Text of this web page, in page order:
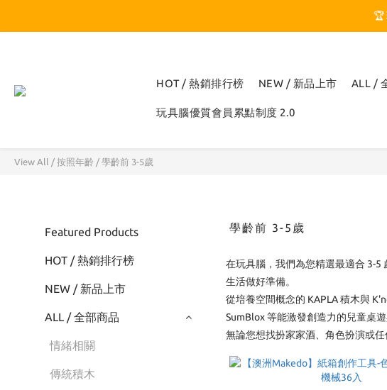
🏆
🏆
🏆
HOT / 熱銷排行榜 NEW / 新品上市 ALL /
玩具腦優質會員累點制度 2.0
View All / 按照年齡 / 學齡前 3-5歲
Featured Products
HOT / 熱銷排行榜
NEW / 新品上市
ALL / 全部商品
情緒相關
傳統積木
學齡前 3-5歲
在玩具腦，我們為您精選最適合 3-5
生活做好準備。
從培養空間概念的 KAPLA 積木與
SumBlox 等能激發創造力的兒童桌遊
無論您想找扮家家酒、角色扮演或